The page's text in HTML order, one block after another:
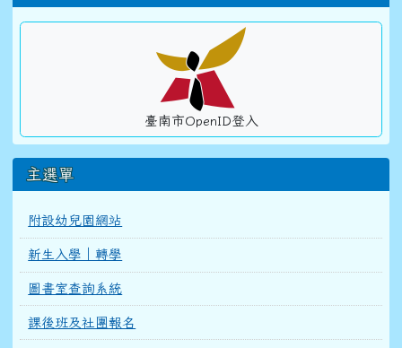
臺南市OpenID登入
主選單
附設幼兒園網站
新生入學｜轉學
圖書室查詢系統
課後班及社團報名